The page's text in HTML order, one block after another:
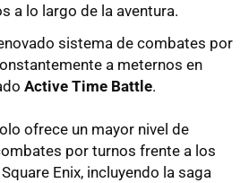
a lo largo de la aventura.
sistema de combates por
a meternos en
Active Time Battle.
ofrece un mayor nivel de
por turnos frente a los
Enix, incluyendo la saga